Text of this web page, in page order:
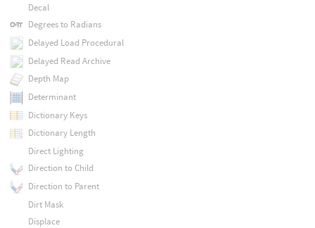
Decal
Degrees to Radians
Delayed Load Procedural
Delayed Read Archive
Depth Map
Determinant
Dictionary Keys
Dictionary Length
Direct Lighting
Direction to Child
Direction to Parent
Dirt Mask
Displace